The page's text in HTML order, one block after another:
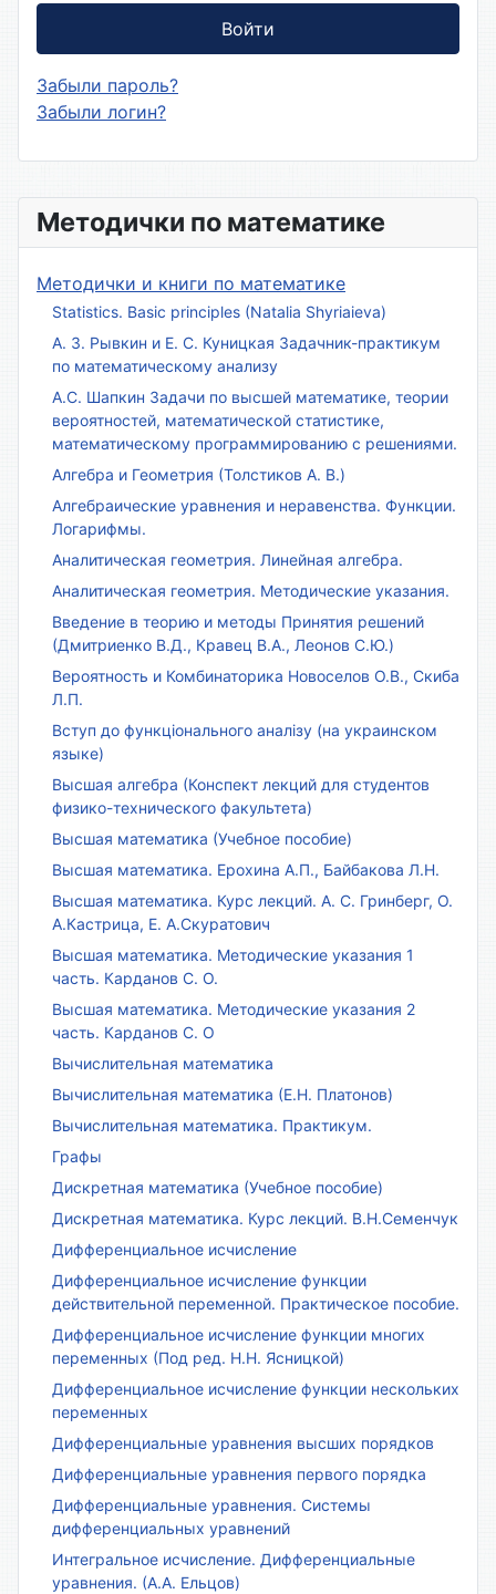
Методички по математике
Методички и книги по математике
Statistics. Basic principles (Natalia Shyriaieva)
А. З. Рывкин и Е. С. Куницкая Задачник-практикум
по математическому анализу
А.С. Шапкин Задачи по высшей математике, теории
вероятностей, математической статистике,
математическому программированию с решениями.
Алгебра и Геометрия (Толстиков А. В.)
Алгебраические уравнения и неравенства. Функции.
Логарифмы.
Аналитическая геометрия. Линейная алгебра.
Аналитическая геометрия. Методические указания.
Введение в теорию и методы Принятия решений
(Дмитриенко В.Д., Кравец В.А., Леонов С.Ю.)
Вероятность и Комбинаторика Новоселов О.В., Скиба
Л.П.
Вступ до функціонального аналізу (на украинском
языке)
Высшая алгебра (Конспект лекций для студентов
физико-технического факультета)
Высшая математика (Учебное пособие)
Высшая математика. Ерохина А.П., Байбакова Л.Н.
Высшая математика. Курс лекций. А. С. Гринберг, О.
А.Кастрица, Е. А.Скуратович
Высшая математика. Методические указания 1
часть. Карданов С. О.
Высшая математика. Методические указания 2
часть. Карданов С. О
Вычислительная математика
Вычислительная математика (Е.Н. Платонов)
Вычислительная математика. Практикум.
Графы
Дискретная математика (Учебное пособие)
Дискретная математика. Курс лекций. В.Н.Семенчук
Дифференциальное исчисление
Дифференциальное исчисление функции
действительной переменной. Практическое пособие.
Дифференциальное исчисление функции многих
переменных (Под ред. Н.Н. Ясницкой)
Дифференциальное исчисление функции нескольких
переменных
Дифференциальные уравнения высших порядков
Дифференциальные уравнения первого порядка
Дифференциальные уравнения. Системы
дифференциальных уравнений
Интегральное исчисление. Дифференциальные
уравнения. (А.А. Ельцов)
Войти
Забыли пароль?
Забыли логин?